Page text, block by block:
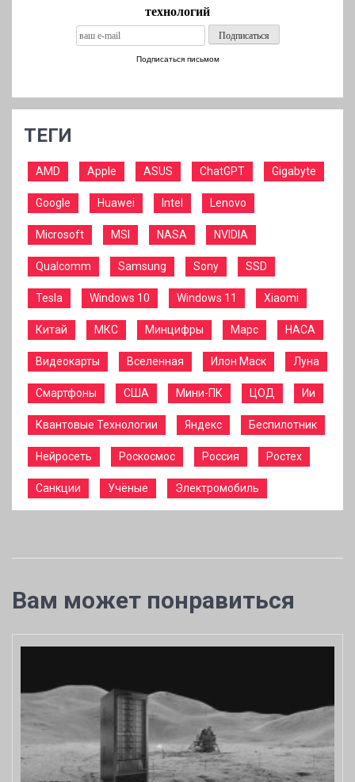
технологий
Подписаться письмом
ТЕГИ
AMD Apple ASUS ChatGPT Gigabyte
Google Huawei Intel Lenovo
Microsoft MSI NASA NVIDIA
Qualcomm Samsung Sony SSD
Tesla Windows 10 Windows 11 Xiaomi
Китай МКС Минцифры Марс НАСА
Видеокарты Вселенная Илон Маск Луна
Смартфоны США Мини-ПК ЦОД Ии
Квантовые Технологии Яндекс Беспилотник
Нейросеть Роскосмос Россия Ростех
Санкции Учёные Электромобиль
Вам может понравиться